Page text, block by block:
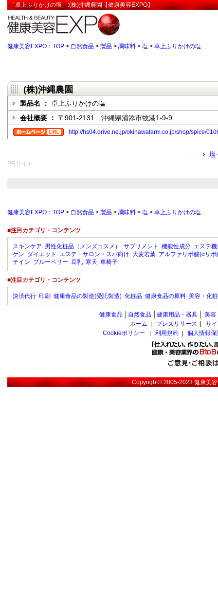
「卓上ふりかけの塩」:(株)沖縄農園【健康美容EXPO】
健康美容EXPO：TOP > 自然食品 > 製品 > 調味料 > 塩 > 卓上ふりかけの塩
(株)沖縄農園
製品名 ： 卓上ふりかけの塩
会社概要 ： 〒901-2131 沖縄県浦添市牧港1-9-9
http://hs04.drive.ne.jp/okinawafarm.co.jp/shop/spice/
塩
PRサイト
健康美容EXPO：TOP > 自然食品 > 製品 > 調味料 > 塩 > 卓上ふりかけの塩
■注目カテゴリ・コンテンツ
スキンケア 男性化粧品（メンズコスメ） サプリメント 機能性成分 エステ
ゲン ダイエット エステ・サロン・スパ向け 大麦若葉 アルファリポ酸(αリポ
テイン ブルーベリー 豆乳 寒天 車椅子
■注目カテゴリ・コンテンツ
決済代行 印刷 健康食品の製造(受託製造) 化粧品 健康食品の原料 美容・化
健康食品 自然食品 健康用品・器具 美容
ホーム
プレスリリース
サ
Cookieポリシー
利用規約 個人情報
Copyright© 2005-2023健康美